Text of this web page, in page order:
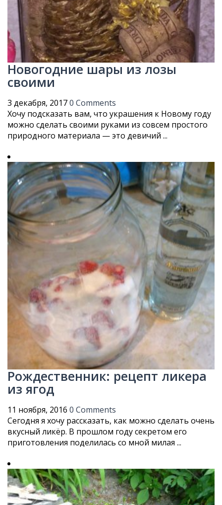
Новогодние шары из лозы
своими
3 декабря, 20170 Comments
Хочу подсказать вам, что украшения к Новому году
можно сделать своими руками из совсем простого
природного материала — это девичий ...
Рождественник: рецепт ликера
из ягод
11 ноября, 2016 0 Comments
Сегодня я хочу рассказать, как можно сделать очень
вкусный ликёр. В прошлом году секретом его
приготовления поделилась со мной милая ...